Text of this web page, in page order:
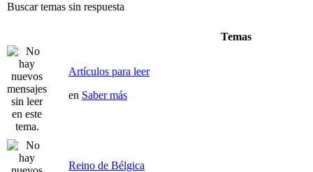
Buscar temas sin respuesta
Temas
Artículos para leer
en Saber más
Reino de Bélgica